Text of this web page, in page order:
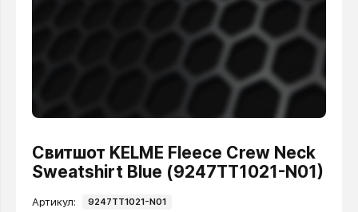
Свитшот KELME Fleece Crew Neck
Sweatshirt Blue (9247TT1021-N01)
Артикул: 9247TT1021-N01